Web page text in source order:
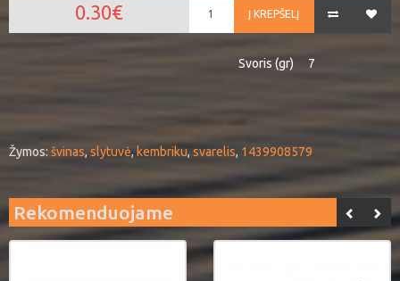
Į KREPŠELĮ
0.30€
Svoris (gr) 7
Žymos: švinas, slytuvė, kembriku,svarelis, 1439908579
Rekomenduojame